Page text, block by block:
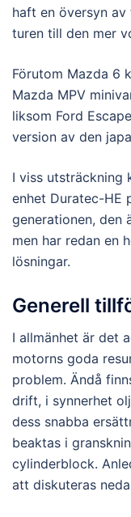
haft en översyn
turen till den mer
Förutom Mazda 6
Mazda MPV
liksom Ford
version av den
I viss utsträckning
enhet Duratec-HE
generationen, den
men har redan en
lösningar.
Generell
I allmänhet är det
motorns goda
problem. Ändå
drift, i synnerhet
dess snabba
beaktas i
cylinderblock.
att diskuteras